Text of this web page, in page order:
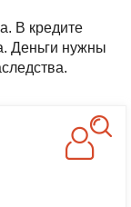
В кредите
Деньги нужны